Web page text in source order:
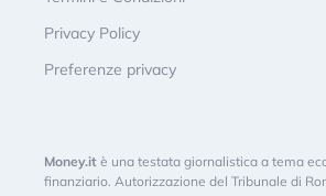
Privacy Policy
Preferenze privacy
Money.it è una testata giornalistica a tema
finanziario. Autorizzazione del Tribunale di